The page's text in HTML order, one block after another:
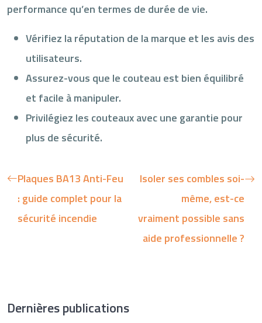
performance qu’en termes de durée de vie.
Vérifiez la réputation de la marque et les avis des
utilisateurs.
Assurez-vous que le couteau est bien équilibré
et facile à manipuler.
Privilégiez les couteaux avec une garantie pour
plus de sécurité.
Plaques BA13 Anti-Feu
: guide complet pour la
sécurité incendie
Isoler ses combles soi-
même, est-ce
vraiment possible sans
aide professionnelle ?
Dernières publications